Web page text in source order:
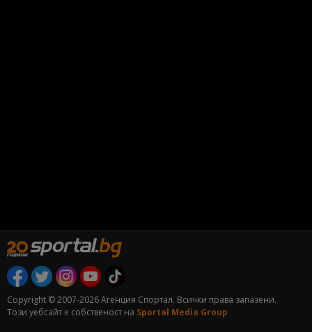
Copyright © 2007-2026 Агенция Спортал. Всички права запазени.
Този уебсайт е собственост на Sportal Media Group